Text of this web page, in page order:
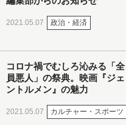
2021.05.07 政治・経済
コロナ禍でむしろ沁みる「全
員悪人」の祭典。映画『ジェ
ントルメン』の魅力
2021.05.07 カルチャー・スポーツ